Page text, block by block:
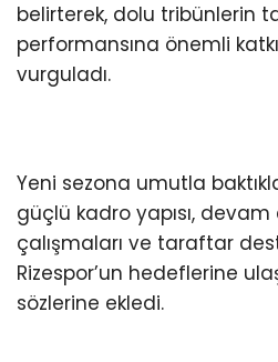
belirterek, dolu tribünlerin
performansına önemli
vurguladı.
Yeni sezona umutla
güçlü kadro yapısı,
çalışmaları ve taraftar
Rizespor’un hedeflerine
sözlerine ekledi.